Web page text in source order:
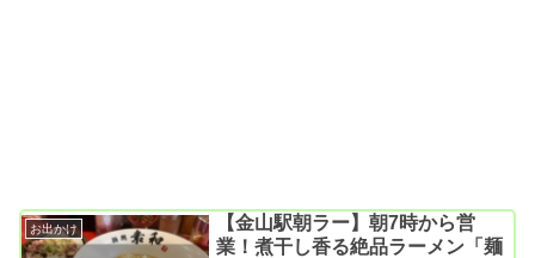
お出かけ
【金山駅朝ラー】朝7時から営
業！煮干し香る絶品ラーメン「麺